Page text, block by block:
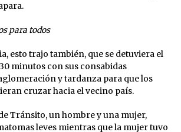
para todos
esto trajo también, que se detuviera el
minutos con sus consabidas
y tardanza para que los
cruzar hacia el vecino país.
Tránsito, un hombre y una mujer,
leves mientras que la mujer tuvo